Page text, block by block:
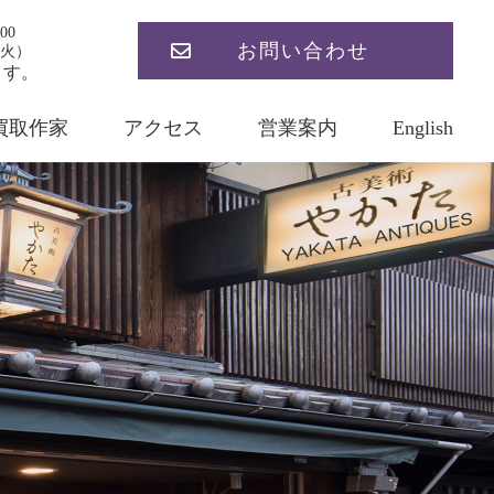
）
。
お問い合わせ
取作家 アクセス 営業案内 English